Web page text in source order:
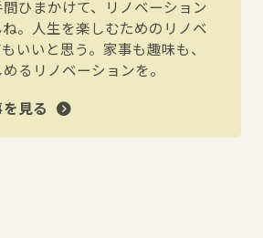
ひまかけて、リノベーション
。人生を楽しむためのリノベ
いいと思う。家事も趣味も、
るリノベーションを。
見る